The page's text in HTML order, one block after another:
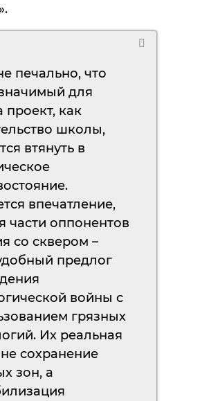
печально, что
для
проект, как
школы,
втянуть в
впечатление,
части оппонентов
со сквером –
предлог
войны с
грязных
Их реальная
сохранение
зон, а